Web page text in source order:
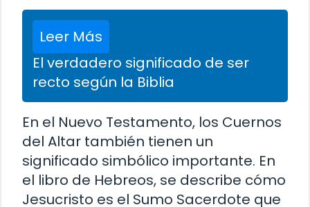
Leer Más
El verdadero significado de ser
recto según la Biblia
En el Nuevo Testamento, los Cuernos
del Altar también tienen un
significado simbólico importante. En
el libro de Hebreos, se describe cómo
Jesucristo es el Sumo Sacerdote que